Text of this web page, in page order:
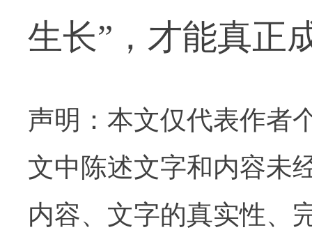
生长”，才能真正
声明：本文仅代表作者
文中陈述文字和内容未
内容、文字的真实性、